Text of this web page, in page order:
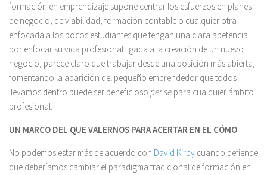
formación en emprendizaje supone centrar los esfuerzos en planes
de negocio, de viabilidad, formación contable o cualquier otra
enfocada a los pocos estudiantes que tengan una clara apetencia
por enfocar su vida profesional ligada a la creación de un nuevo
negocio, parece claro que trabajar desde una posición más abierta,
fomentando la aparición del pequeño emprendedor que todos
llevamos dentro puede ser beneficioso per se para cualquier ámbito
profesional.
UN MARCO DEL QUE VALERNOS PARA ACERTAR EN EL CÓMO
No podemos estar más de acuerdo con David Kirby cuando defiende
que deberíamos cambiar el paradigma tradicional de formación en